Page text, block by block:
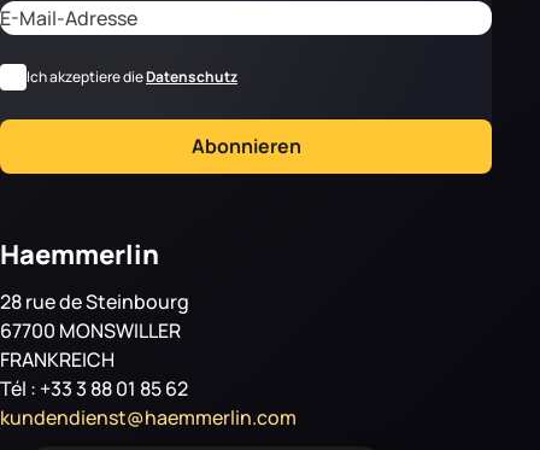
Adresse email
RGPDIch akzeptiere dieDatenschutz
CAPTCHA
Abonnieren
Haemmerlin
28 rue de Steinbourg
67700 MONSWILLER
FRANKREICH
Tél : +33 3 88 01 85 62
kundendienst@haemmerlin.com